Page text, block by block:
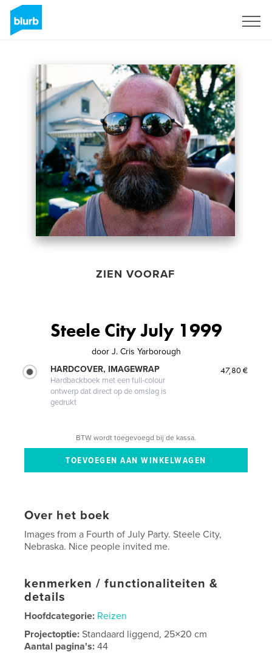
ZIEN VOORAF
Steele City July 1999
door J. Cris Yarborough
HARDCOVER, IMAGEWRAP
Hardbackboek met een full-colour
ontwerp dat direct op de omslag is
gedrukt
47,80 €
BTW wordt toegevoegd bij de kassa.
Over het boek
Images from a Fourth of July Party. Steele City,
Nebraska. Nice people invited me.
kenmerken / functionaliteiten &
details
Hoofdcategorie: Reizen
Projectoptie:Standaard liggend, 25×20 cm
Aantal pagina's:44